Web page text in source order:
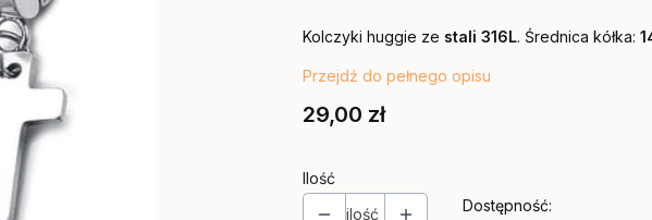
Kolczyki huggie ze stali 316L. Średnica kółka:
Przejdź do pełnego opisu
Cena
29,00 zł
Ilość
ilość
Dostępność: